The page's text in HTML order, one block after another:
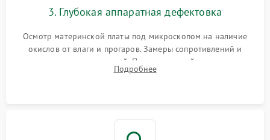
3. Глубокая аппаратная дефектовка
Осмотр материнской платы под микроскопом на наличие
окислов от влаги и прогаров. Замеры сопротивлений и
дежурных напряжений. Проверка цепей питания,
мультиконтроллера, процессора и видеочипа.
Подробнее